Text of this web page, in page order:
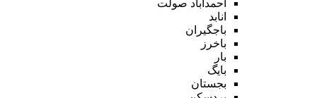
احمدآباد صولت
انابد
باجگیران
باخرز
بار
بایگ
بجستان